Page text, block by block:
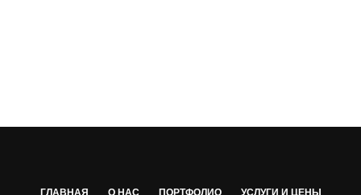
ГЛАВНАЯ О НАС ПОРТФОЛИО
УСЛУГИ И ЦЕНЫ